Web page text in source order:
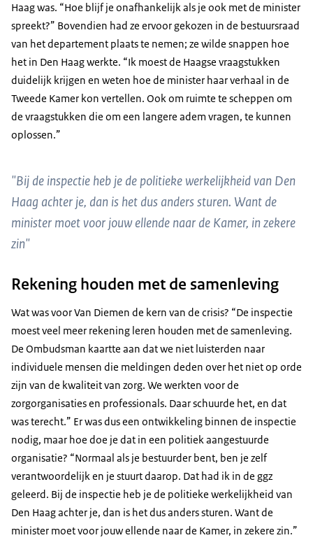
Haag was. “Hoe blijf je onafhankelijk als je ook met de minister
spreekt?” Bovendien had ze ervoor gekozen in de bestuursraad
van het departement plaats te nemen; ze wilde snappen hoe
het in Den Haag werkte. “Ik moest de Haagse vraagstukken
duidelijk krijgen en weten hoe de minister haar verhaal in de
Tweede Kamer kon vertellen. Ook om ruimte te scheppen om
de vraagstukken die om een langere adem vragen, te kunnen
oplossen.”
"Bij de inspectie heb je de politieke werkelijkheid van Den
Haag achter je, dan is het dus anders sturen. Want de
minister moet voor jouw ellende naar de Kamer, in zekere
zin"
Rekening houden met de samenleving
Wat was voor Van Diemen de kern van de crisis? “De inspectie
moest veel meer rekening leren houden met de samenleving.
De Ombudsman kaartte aan dat we niet luisterden naar
individuele mensen die meldingen deden over het niet op orde
zijn van de kwaliteit van zorg. We werkten voor de
zorgorganisaties en professionals. Daar schuurde het, en dat
was terecht.” Er was dus een ontwikkeling binnen de inspectie
nodig, maar hoe doe je dat in een politiek aangestuurde
organisatie? “Normaal als je bestuurder bent, ben je zelf
verantwoordelijk en je stuurt daarop. Dat had ik in de ggz
geleerd. Bij de inspectie heb je de politieke werkelijkheid van
Den Haag achter je, dan is het dus anders sturen. Want de
minister moet voor jouw ellende naar de Kamer, in zekere zin.”